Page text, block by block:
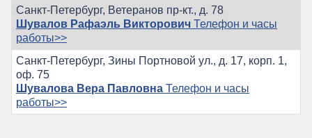
Санкт-Петербург, Ветеранов пр-кт., д. 78
Шувалов Рафаэль Викторович Телефон и часы
работы>>
Санкт-Петербург, Зины Портновой ул., д. 17, корп. 1,
оф. 75
Шувалова Вера Павловна Телефон и часы
работы>>